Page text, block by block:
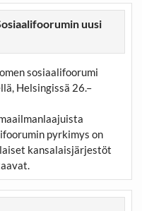
uusi
sosiaalifoorumi
Helsingissä 26.–
pyrkimys on
kansalaisjärjestöt